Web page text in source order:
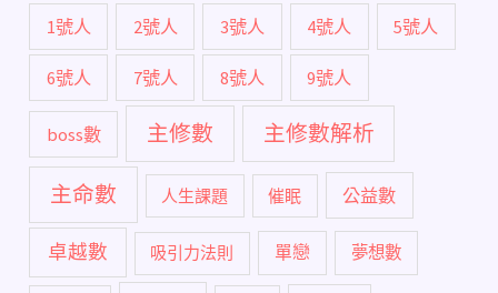
1號人 2號人 3號人 4號人 5號人
6號人 7號人 8號人 9號人
boss數 主修數 主修數解析
主命數 人生課題 催眠 公益數
卓越數 吸引力法則 單戀 夢想數